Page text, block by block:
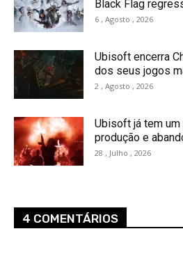
Black Flag
6 , Agosto , 2026
Ubisoft encerra
dos seus jogos
2 , Agosto , 2026
Ubisoft já tem um
produção e
28 , Julho , 2026
4 COMENTÁRIOS